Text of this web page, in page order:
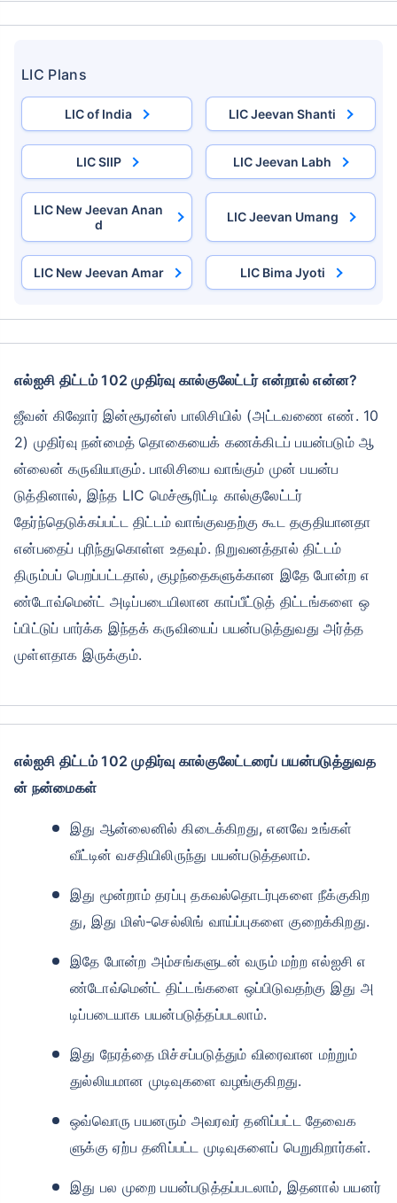
LIC Plans
LIC of India LIC Jeevan Shanti
LIC SIIP LIC Jeevan Labh
LIC New Jeevan Anan
d
LIC Jeevan Umang
LIC New Jeevan Amar LIC Bima Jyoti
எல்ஐசி திட்டம் 102 முதிர்வு கால்குலேட்டர் என்றால் என்ன?
ஜீவன் கிஷோர் இன்சூரன்ஸ் பாலிசியில் (அட்டவணை எண். 10
2) முதிர்வு நன்மைத் தொகையைக் கணக்கிடப் பயன்படும் ஆ
ன்லைன் கருவியாகும். பாலிசியை வாங்கும் முன் பயன்ப
டுத்தினால், இந்த LIC மெச்சூரிட்டி கால்குலேட்டர்
தேர்ந்தெடுக்கப்பட்ட திட்டம் வாங்குவதற்கு கூட தகுதியானதா
என்பதைப் புரிந்துகொள்ள உதவும். நிறுவனத்தால் திட்டம்
திரும்பப் பெறப்பட்டதால், குழந்தைகளுக்கான இதே போன்ற எ
ண்டோவ்மென்ட் அடிப்படையிலான காப்பீட்டுத் திட்டங்களை ஒ
ப்பிட்டுப் பார்க்க இந்தக் கருவியைப் பயன்படுத்துவது அர்த்த
முள்ளதாக இருக்கும்.
எல்ஐசி திட்டம் 102 முதிர்வு கால்குலேட்டரைப் பயன்படுத்துவத
ன் நன்மைகள்
இது ஆன்லைனில் கிடைக்கிறது, எனவே உங்கள்
வீட்டின் வசதியிலிருந்து பயன்படுத்தலாம்.
இது மூன்றாம் தரப்பு தகவல்தொடர்புகளை நீக்குகிற
து, இது மிஸ்-செல்லிங் வாய்ப்புகளை குறைக்கிறது.
இதே போன்ற அம்சங்களுடன் வரும் மற்ற எல்ஐசி எ
ண்டோவ்மென்ட் திட்டங்களை ஒப்பிடுவதற்கு இது அ
டிப்படையாக பயன்படுத்தப்படலாம்.
இது நேரத்தை மிச்சப்படுத்தும் விரைவான மற்றும்
துல்லியமான முடிவுகளை வழங்குகிறது.
ஒவ்வொரு பயனரும் அவரவர் தனிப்பட்ட தேவைக
ளுக்கு ஏற்ப தனிப்பட்ட முடிவுகளைப் பெறுகிறார்கள்.
இது பல முறை பயன்படுத்தப்படலாம், இதனால் பயனர்